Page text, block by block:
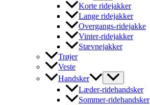
Korte ridejakker
Lange ridejakker
Overgangs-ridejakke
Vinter-ridejakker
Stævnejakker
Trøjer
Veste
Handsker
Læder-ridehandsker
Sommer-ridehandsker